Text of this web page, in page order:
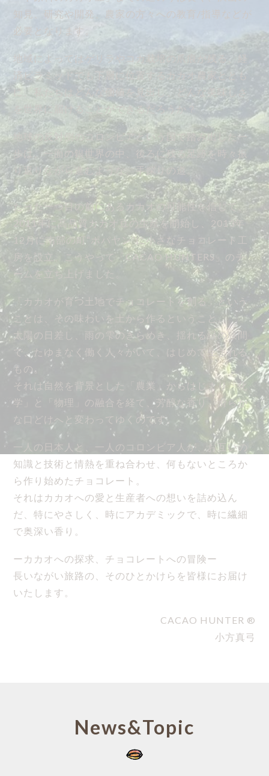
知見、研究や開発、農家の方々への教育/指導などが
必要となります。
地域によってはゲリラやコカ栽培の爪痕が残る、経
済ピラミッドでも下層に位置するカカオ農家ととも
に、私たちはどんな価値を見出し、どんな美味しさ
を世界に届けることができるだろうか？
地球の反対側のコロンビアという国で踏み出した一
歩は、一面の銀世界の中、後ろに残る足跡を時々振
り返りながら進むような、手探りの道。
たった一つ目の前にあるカカオの可能性を信じて、
2011年に高品質カカオ豆の生産を開始し、2013年
12月に南部の町“ポパヤン”に小さなチョコレート工
房を設立、こうやって「CACAO HUNTERS」のチ
ームを立ち上げました。
「カカオが育つ土地でチョコレートを創る」という
ことは、その味わいを土から作るということ。
太陽の日差し、雨の雫のきらめき、揺れる緑の狭間
で、たゆまなく働く人々がいて、はじめて生まれる
もの。
それは自然を背景とした「農業」からはじまり「化
学」と「物理」の融合を経て、芳醇な香り、滑らか
な口どけへと変わってゆくのです。
一人の日本人と、一人のコロンビア人が、お互いの
知識と技術と情熱を重ね合わせ、何もないところか
ら作り始めたチョコレート。
それはカカオへの愛と生産者への想いを詰め込ん
だ、特にやさしく、時にアカデミックで、時に繊細
で奥深い香り。
ーカカオへの探求、チョコレートへの冒険ー
長いながい旅路の、そのひとかけらを皆様にお届け
いたします。
CACAO HUNTER ®
小方真弓
News&Topic